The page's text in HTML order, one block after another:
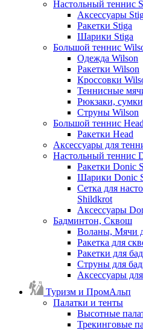
Настольный теннис
Аксессуары
Ракетки Stiga
Шарики Stiga
Большой теннис
Одежда Wilson
Ракетки Wilson
Кроссовки
Теннисные
Рюкзаки,
Струны Wilson
Большой теннис Head
Ракетки Head
Аксессуары для
Настольный теннис
Ракетки Donic
Шарики Donic
Сетка для
Shildkrot
Аксессуары
Бадминтон, Сквош
Воланы, Мячи
Ракетка для
Ракетки для
Струны для
Аксессуары
Туризм и ПромАльп
Палатки и тенты
Высотные
Трекинговые